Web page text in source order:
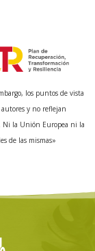
los puntos de vista
y no reflejan
Ni la Unión Europea ni la
de las mismas»